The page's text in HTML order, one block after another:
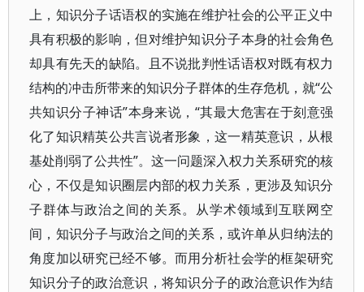
上，知识分子话语权的实施在维护社会的公平正义中
具有积极的影响，但对维护知识分子本身的社会角色
却具有先天的缺陷。且不说批判性话语权对既有权力
结构的冲击所带来的知识分子群体的生存危机，就“公
共知识分子神话”本身来说，“其最大危害在于刻意强
化了知识精英公共言说者形象，这一精英意识，从根
基处削弱了公共性”。这一问题深入权力关系研究的核
心，不仅是知识圈层内部的权力关系，更涉及知识分
子群体与政治之间的关系。从学术领域到互联网空
间，知识分子与政治之间的关系，或许单从归纳法的
角度加以研究已经不够。而用分析社会学的框架研究
知识分子的政治意识，将知识分子的政治意识作为结